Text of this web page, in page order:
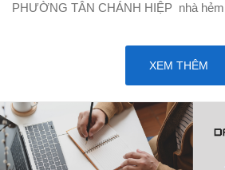
PHƯỜNG TÂN CHÁNH HIỆP nhà hẻm
XEM THÊM